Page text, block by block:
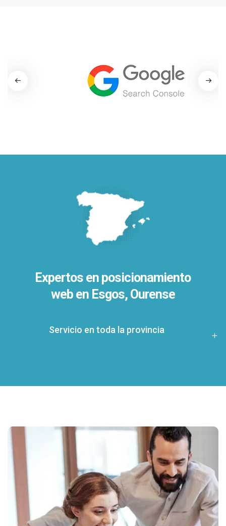
Expertos en posicionamiento
web en Esgos, Ourense
Servicio en toda la provincia